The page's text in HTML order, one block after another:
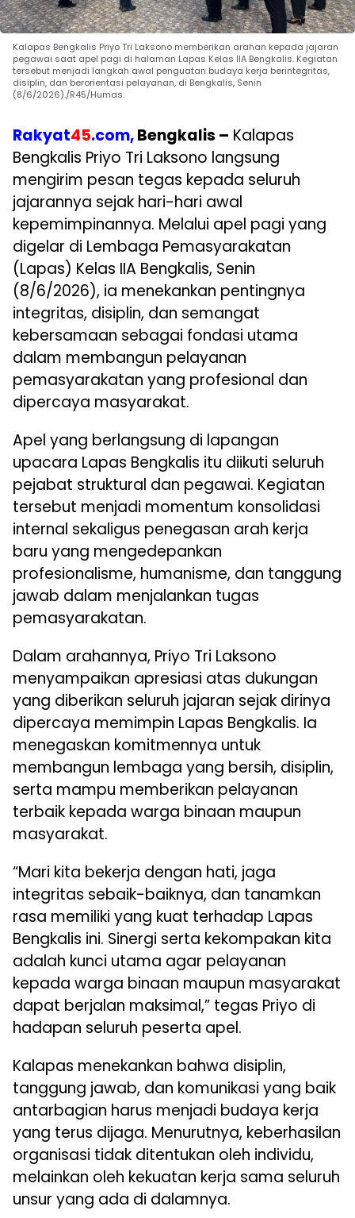
Kalapas Bengkalis Priyo Tri Laksono memberikan arahan kepada jajaran
pegawai saat apel pagi di halaman Lapas Kelas IIA Bengkalis. Kegiatan
tersebut menjadi langkah awal penguatan budaya kerja berintegritas,
disiplin, dan berorientasi pelayanan, di Bengkalis, Senin
(8/6/2026)./R45/Humas.
Rakyat45.com,Bengkalis – Kalapas
Bengkalis Priyo Tri Laksono langsung
mengirim pesan tegas kepada seluruh
jajarannya sejak hari-hari awal
kepemimpinannya. Melalui apel pagi yang
digelar di Lembaga Pemasyarakatan
(Lapas) Kelas IIA Bengkalis, Senin
(8/6/2026), ia menekankan pentingnya
integritas, disiplin, dan semangat
kebersamaan sebagai fondasi utama
dalam membangun pelayanan
pemasyarakatan yang profesional dan
dipercaya masyarakat.
Apel yang berlangsung di lapangan
upacara Lapas Bengkalis itu diikuti seluruh
pejabat struktural dan pegawai. Kegiatan
tersebut menjadi momentum konsolidasi
internal sekaligus penegasan arah kerja
baru yang mengedepankan
profesionalisme, humanisme, dan tanggung
jawab dalam menjalankan tugas
pemasyarakatan.
Dalam arahannya, Priyo Tri Laksono
menyampaikan apresiasi atas dukungan
yang diberikan seluruh jajaran sejak dirinya
dipercaya memimpin Lapas Bengkalis. Ia
menegaskan komitmennya untuk
membangun lembaga yang bersih, disiplin,
serta mampu memberikan pelayanan
terbaik kepada warga binaan maupun
masyarakat.
“Mari kita bekerja dengan hati, jaga
integritas sebaik-baiknya, dan tanamkan
rasa memiliki yang kuat terhadap Lapas
Bengkalis ini. Sinergi serta kekompakan kita
adalah kunci utama agar pelayanan
kepada warga binaan maupun masyarakat
dapat berjalan maksimal,” tegas Priyo di
hadapan seluruh peserta apel.
Kalapas menekankan bahwa disiplin,
tanggung jawab, dan komunikasi yang baik
antarbagian harus menjadi budaya kerja
yang terus dijaga. Menurutnya, keberhasilan
organisasi tidak ditentukan oleh individu,
melainkan oleh kekuatan kerja sama seluruh
unsur yang ada di dalamnya.